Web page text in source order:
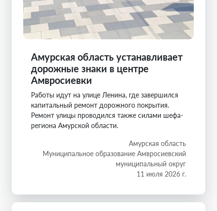
Амурская область устанавливает
дорожные знаки в центре
Амвросиевки
Работы идут на улице Ленина, где завершился
капитальный ремонт дорожного покрытия.
Ремонт улицы проводился также силами шефа-
региона Амурской области.
Амурская область
Муниципальное образование Амвросиевский
муниципальный округ
11 июля 2026 г.